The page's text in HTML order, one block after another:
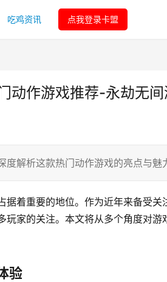
吃鸡资讯 点我登录卡盟
动作游戏推荐-永劫无
解析这款热门动作游戏的亮点与魅
据着重要的地位。作为近年来备受
玩家的关注。本文将从多个角度对
验